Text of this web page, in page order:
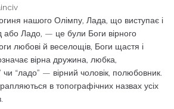
нашого Олімпу, Лада, що виступає і
або Ладо, — це були Боги вірного
любові й веселощів, Боги щастя і
вірна дружина, любка,
“ладо” — вірний чоловік, полюбовник.
в топографічних назвах усіх